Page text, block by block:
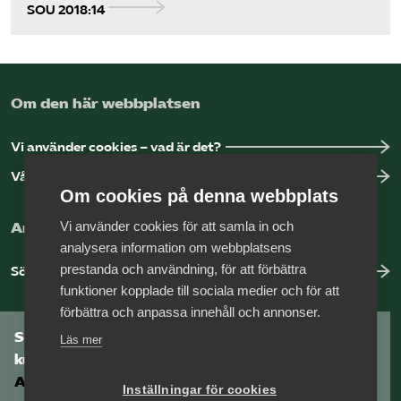
SOU 2018:14
Om den här webbplatsen
Vi använder cookies – vad är det?
Vår dataskyddspolicy
Arbeta hos Vårdföretagarna?
Sök jobb hos oss
Som medlem har du tillgång till vår digitala
kunskapsbank
Arbetsgivarguiden
Om cookies på denna webbplats
Vi använder cookies för att samla in och
analysera information om webbplatsens
prestanda och användning, för att förbättra
funktioner kopplade till sociala medier och för att
förbättra och anpassa innehåll och annonser.
Läs mer
Inställningar för cookies